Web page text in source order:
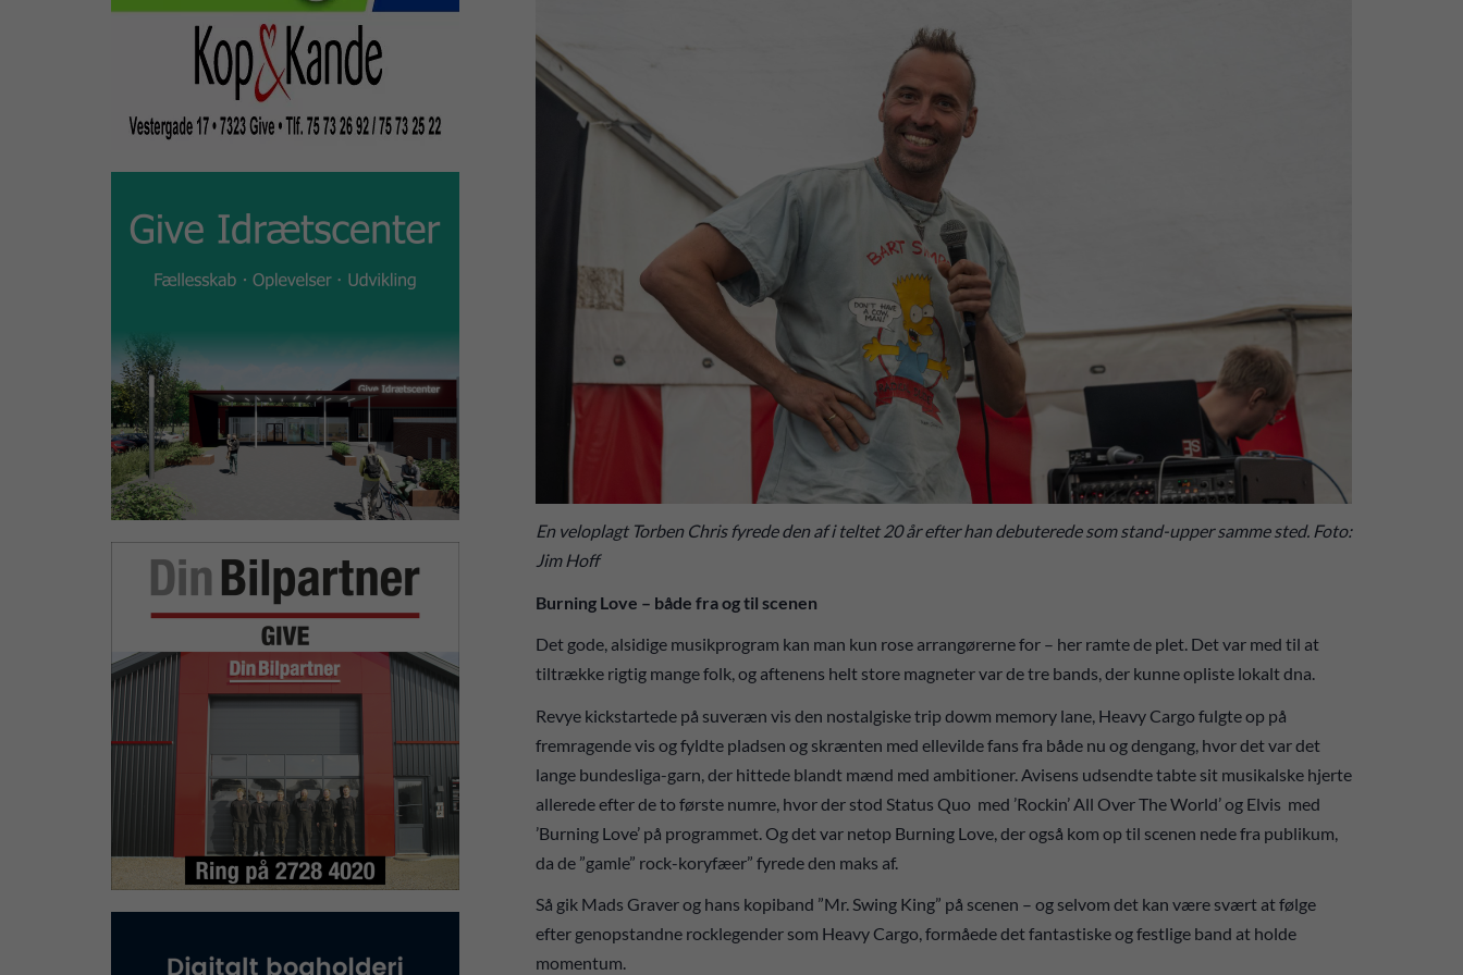
En veloplagt Torben Chris fyrede den af i teltet 20 år efter han debuterede som stand-upper samme sted. Foto:
Jim Hoff
Burning Love – både fra og til scenen
Det gode, alsidige musikprogram kan man kun rose arrangørerne for – her ramte de plet. Det var med til at
tiltrække rigtig mange folk, og aftenens helt store magneter var de tre bands, der kunne opliste lokalt dna.
Revye kickstartede på suveræn vis den nostalgiske trip dowm memory lane, Heavy Cargo fulgte op på
fremragende vis og fyldte pladsen og skrænten med ellevilde fans fra både nu og dengang, hvor det var det
lange bundesliga-garn, der hittede blandt mænd med ambitioner. Avisens udsendte tabte sit musikalske hjerte
allerede efter de to første numre, hvor der stod Status Quo med ’Rockin’ All Over The World’ og Elvis med
’Burning Love’ på programmet. Og det var netop Burning Love, der også kom op til scenen nede fra publikum,
da de ”gamle” rock-koryfæer” fyrede den maks af.
Så gik Mads Graver og hans kopiband ”Mr. Swing King” på scenen – og selvom det kan være svært at følge
efter genopstandne rocklegender som Heavy Cargo, formåede det fantastiske og festlige band at holde
momentum.